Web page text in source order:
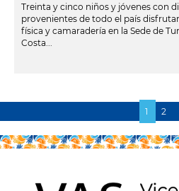
Treinta y cinco niños y jóvenes con
provenientes de todo el país
física y camaradería en la Sede de
Costa...
Página
actual
1 2